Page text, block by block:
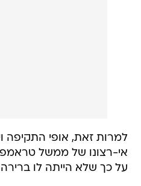
למרות זאת, אופי התקיפה
אי-רצונו של ממשל טראמפ
על כך שלא הייתה לו